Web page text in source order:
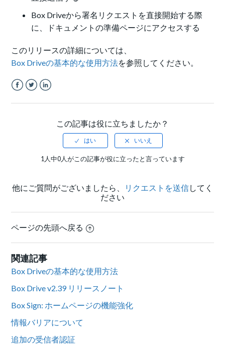
Box Driveから署名リクエストを直接開始する際
に、ドキュメントの準備ページにアクセスする
このリリースの詳細については、
Box Driveの基本的な使用方法を参照してください。
この記事は役に立ちましたか？
1人中0人がこの記事が役に立ったと言っています
他にご質問がございましたら、 リクエストを送信してく
ださい
ページの先頭へ戻る
関連記事
Box Driveの基本的な使用方法
Box Drive v2.39 リリースノート
Box Sign: ホームページの機能強化
情報バリアについて
追加の受信者認証